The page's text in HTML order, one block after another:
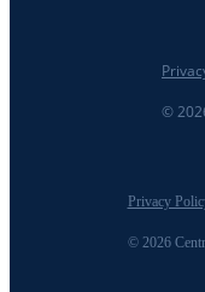
©
© 2026
Privacy